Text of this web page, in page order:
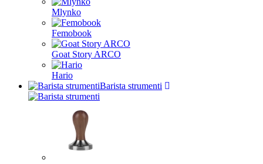
Mlynko
Femobook
Goat Story ARCO
Hario
Barista strumenti